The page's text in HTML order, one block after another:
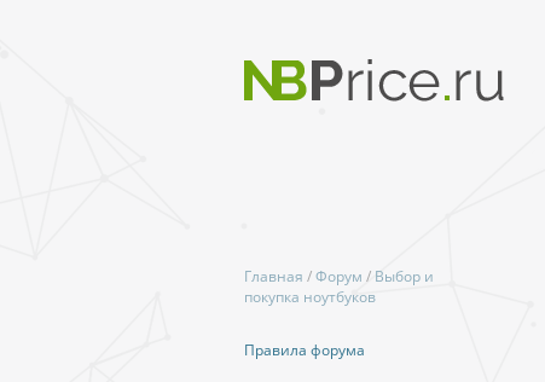
Главная /Форум / Выбор и
покупка ноутбуков
Правила форума